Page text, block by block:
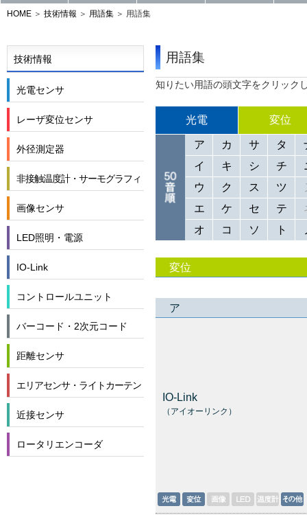
HOME 技術情報 用語集 用語集
技術情報
光電センサ
レーザ変位センサ
外径測定器
非接触温度計・サーモグラフィ
画像センサ
LED照明・電源
IO-Link
コントロールユニット
バーコード・2次元コード
距離センサ
エリアセンサ・ライトカーテン
近接センサ
ロータリエンコーダ
用語集
知りたい用語の頭文字をクリック
光電
変位
ア
カ サ タ
イ
キ シ チ
ウ
ク ス ツ
エ
ケ セ テ
オ
コ ソ ト
変位
ア
IO-Link
（アイオーリンク）